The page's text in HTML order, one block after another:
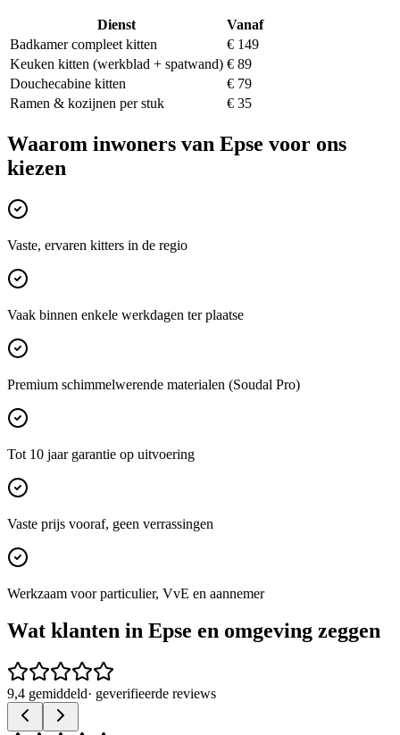
Dienst
Vanaf
Badkamer compleet kitten
€ 149
Keuken kitten (werkblad + spatwand) € 89
Douchecabine kitten
€ 79
Ramen & kozijnen per stuk
€ 35
Waarom inwoners van Epse voor ons
kiezen
Vaste, ervaren kitters in de regio
Vaak binnen enkele werkdagen ter plaatse
Premium schimmelwerende materialen (Soudal Pro)
Tot 10 jaar garantie op uitvoering
Vaste prijs vooraf, geen verrassingen
Werkzaam voor particulier, VvE en aannemer
Wat klanten in Epse en omgeving zeggen
9,4 gemiddeld· geverifieerde reviews